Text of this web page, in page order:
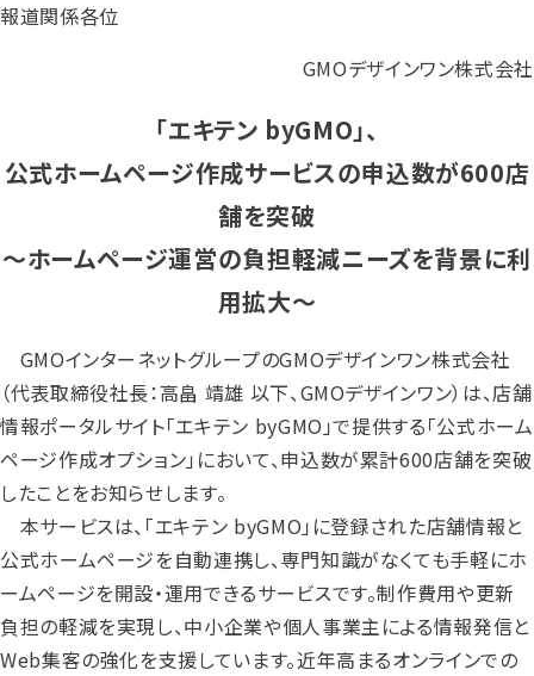
報道関係各位
GMOデザインワン株式会社
「エキテン byGMO」、
公式ホームページ作成サービスの申込数が600店
舗を突破
～ホームページ運営の負担軽減ニーズを背景に利
用拡大～
GMOインターネットグループのGMOデザインワン株式会社
（代表取締役社長：高畠 靖雄 以下、GMOデザインワン）は、店舗
情報ポータルサイト「エキテン byGMO」で提供する「公式ホーム
ページ作成オプション」において、申込数が累計600店舗を突破
したことをお知らせします。
本サービスは、「エキテン byGMO」に登録された店舗情報と
公式ホームページを自動連携し、専門知識がなくても手軽にホ
ームページを開設・運用できるサービスです。制作費用や更新
負担の軽減を実現し、中小企業や個人事業主による情報発信と
Web集客の強化を支援しています。近年高まるオンラインでの